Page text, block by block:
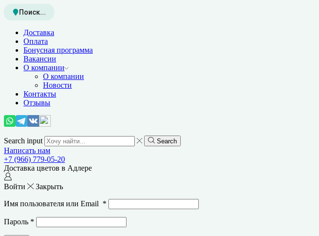
Поиск...
Доставка
Оплата
Бонусная программа
Вакансии
О компании
О компании
Новости
Контакты
Отзывы
Search input Search
Написать нам
+7 (966) 779-05-20
Доставка цветов в Адлере
Войти Закрыть
Имя пользователя или Email *
Пароль *